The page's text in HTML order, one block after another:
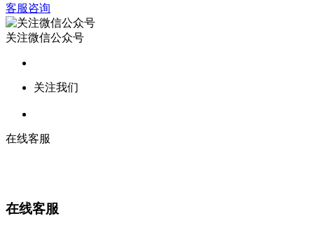
客服咨询
关注微信公众号
关注我们
在线客服
在线客服